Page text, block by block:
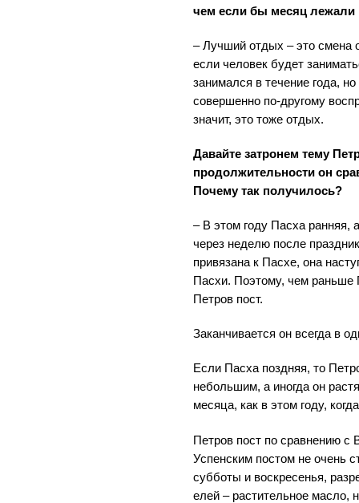
чем если бы месяц лежали
– Лучший отдых – это смена
если человек будет
занимался в течение года,
совершенно по-другому
значит, это тоже отдых.
Давайте затронем тему
продолжительности он
Почему так получилось?
– В этом году Пасха ранняя,
через неделю после
привязана к Пасхе, она
Пасхи. Поэтому, чем раньше
Петров пост.
Заканчивается он всегда в
Если Пасха поздняя, то
небольшим, а иногда он
месяца, как в этом году,
Петров пост по сравнению с
Успенским постом не очень
субботы и воскресенья,
елей – растительное масло,